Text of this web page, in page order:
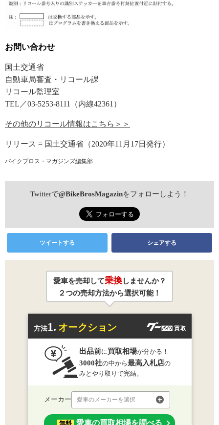
お問い合わせ
国土交通省
自動車局審査・リコール課
リコール監理室
TEL／03-5253-8111（内線42361）
その他のリコール情報はこちら＞＞
リリース = 国土交通省（2020年11月17日発行）
バイクブロス・マガジンズ編集部
Twitterで@BikeBrosMagazinをフォローしよう！
ツイートする シェアする
愛車を売却して乗換しませんか？
２つの売却方法から選択可能！
方法1. オークション
出品前に 買取相場が分かる！
3000社の中から最高入札店の
みとやり取りで完結。
メーカー 愛車のメーカーを選択
無料 愛車の買取相場を調べる